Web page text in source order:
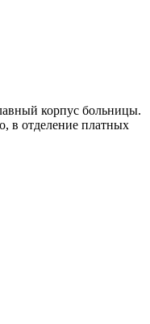
корпус больницы.
в отделение платных